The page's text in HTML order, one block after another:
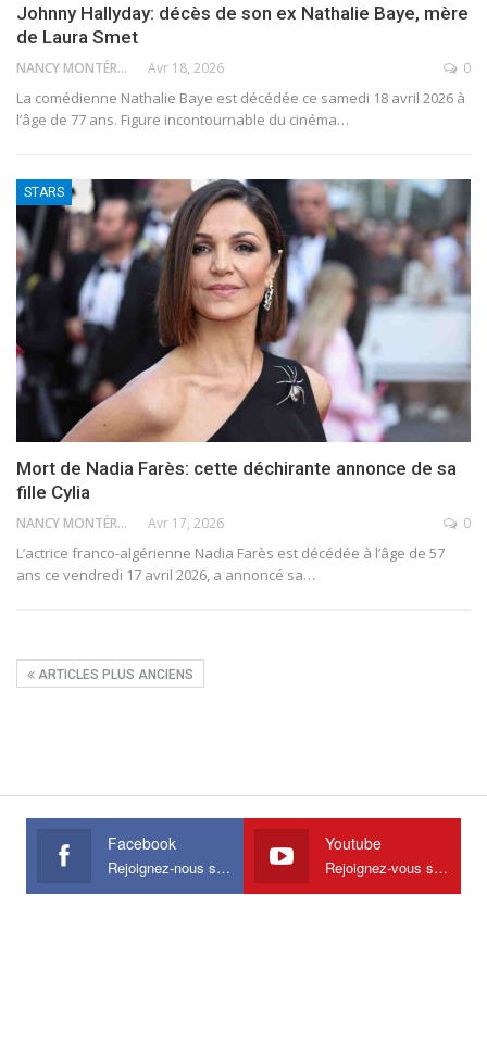
Johnny Hallyday: décès de son ex Nathalie Baye, mère
de Laura Smet
NANCY MONTÉRO Avr 18, 2026 0
La comédienne Nathalie Baye est décédée ce samedi 18 avril 2026 à
l’âge de 77 ans. Figure incontournable du cinéma…
STARS
Mort de Nadia Farès: cette déchirante annonce de sa
fille Cylia
NANCY MONTÉRO Avr 17, 2026 0
L’actrice franco-algérienne Nadia Farès est décédée à l’âge de 57
ans ce vendredi 17 avril 2026, a annoncé sa…
ARTICLES PLUS ANCIENS
Facebook
Rejoignez-nous sur Facebook
Youtube
Rejoignez-vous sur Youtube